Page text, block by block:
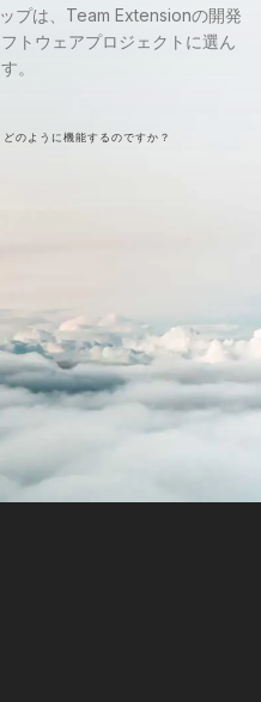
プは、Team Extensionの開発
トウェアプロジェクトに選ん
。
どのように機能するのですか？